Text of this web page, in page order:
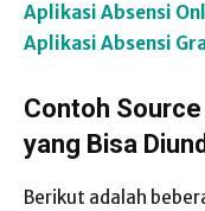
Aplikasi Absensi
Aplikasi Absensi
Contoh
yang Bisa
Berikut adalah